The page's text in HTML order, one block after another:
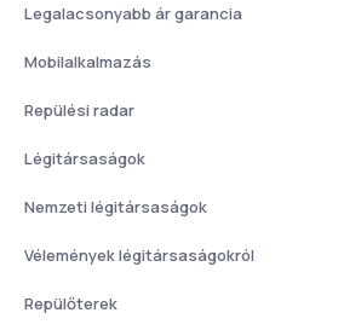
Legalacsonyabb ár garancia
Mobilalkalmazás
Repülési radar
Légitársaságok
Nemzeti légitársaságok
Vélemények légitársaságokról
Repülőterek